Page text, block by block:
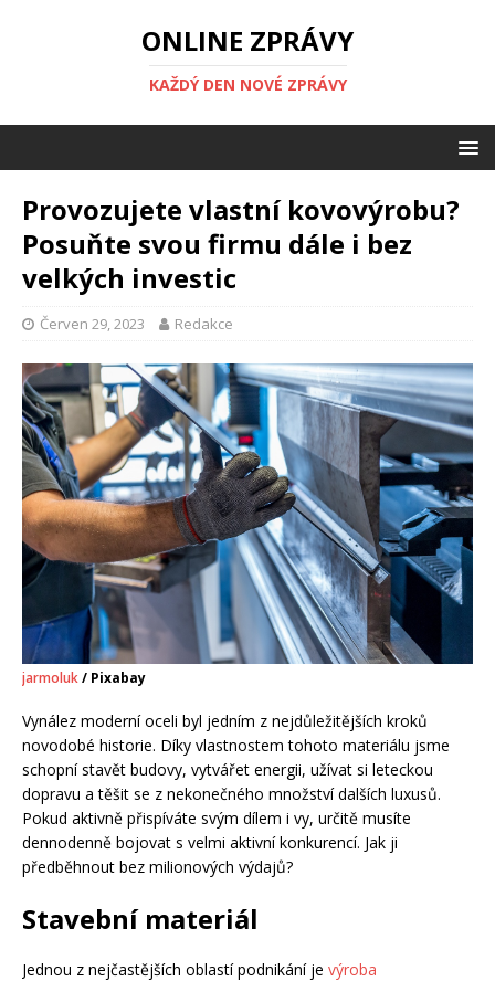
ONLINE ZPRÁVY
KAŽDÝ DEN NOVÉ ZPRÁVY
Provozujete vlastní kovovýrobu?
Posuňte svou firmu dále i bez
velkých investic
Červen 29, 2023 Redakce
jarmoluk/ Pixabay
Vynález moderní oceli byl jedním z nejdůležitějších kroků
novodobé historie. Díky vlastnostem tohoto materiálu jsme
schopní stavět budovy, vytvářet energii, užívat si leteckou
dopravu a těšit se z nekonečného množství dalších luxusů.
Pokud aktivně přispíváte svým dílem i vy, určitě musíte
dennodenně bojovat s velmi aktivní konkurencí. Jak ji
předběhnout bez milionových výdajů?
Stavební materiál
Jednou z nejčastějších oblastí podnikání je výroba